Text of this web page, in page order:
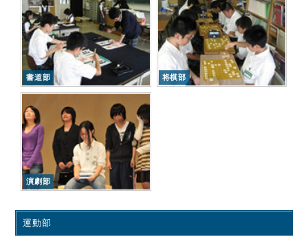
書道部 将棋部
演劇部
運動部